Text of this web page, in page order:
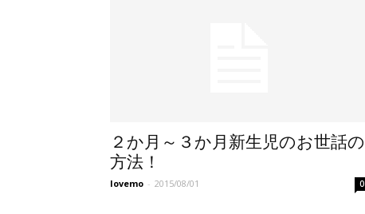
２か月～３か月新生児のお世話の
方法！
lovemo - 2015/08/01 0